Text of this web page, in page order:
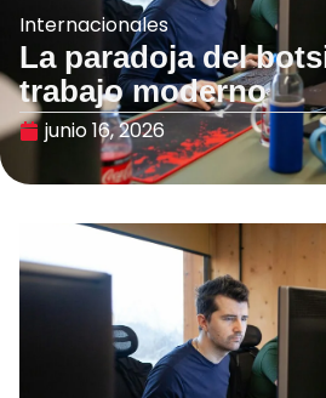
Internacionales
La paradoja del
trabajo moderno
junio 16, 2026